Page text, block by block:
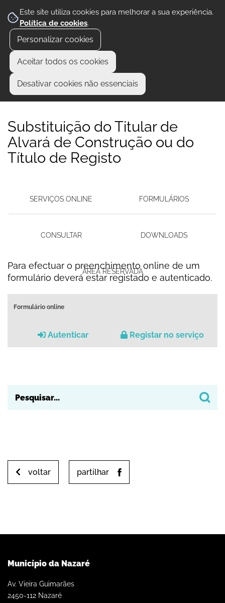
Este site utiliza cookies para melhorar a sua experiência.
Política de cookies.
Personalizar cookies
Aceitar todos os cookies
Desativar cookies não essenciais
Substituição do Titular de
Alvará de Construção ou do
Título de Registo
SERVIÇOS ONLINE FORMULÁRIOS
CONSULTAR DOWNLOADS
ÁREA RESERVADA
Para efectuar o preenchimento online de um
formulário deverá estar registado e autenticado.
Formulário online
Autenticar Registar no serviço
voltar partilhar
Município da Nazaré
Av. Vieira Guimarães
2450-112 Nazaré